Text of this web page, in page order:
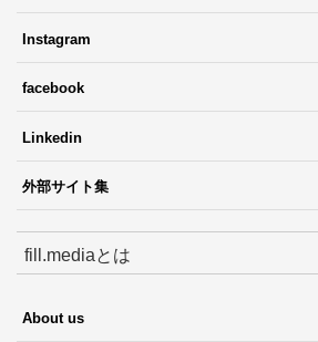
Instagram
facebook
Linkedin
外部サイト集
fill.mediaとは
About us